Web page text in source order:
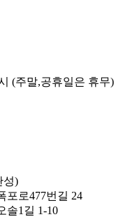
(주말,공휴일은 휴무)
성)
포로477번길 24
솔1길 1-10